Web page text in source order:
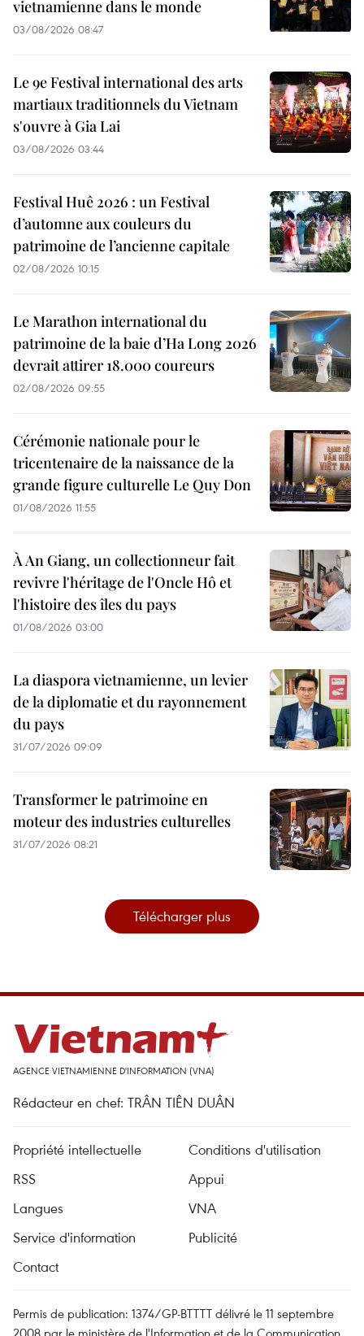
vietnamienne dans le monde
03/08/2026 08:47
Le 9e Festival international des arts
martiaux traditionnels du Vietnam
s'ouvre à Gia Lai
03/08/2026 03:44
Festival Huê 2026 : un Festival
d’automne aux couleurs du
patrimoine de l’ancienne capitale
02/08/2026 10:15
Le Marathon international du
patrimoine de la baie d’Ha Long 2026
devrait attirer 18.000 coureurs
02/08/2026 09:55
Cérémonie nationale pour le
tricentenaire de la naissance de la
grande figure culturelle Le Quy Don
01/08/2026 11:55
À An Giang, un collectionneur fait
revivre l'héritage de l'Oncle Hô et
l'histoire des îles du pays
01/08/2026 03:00
La diaspora vietnamienne, un levier
de la diplomatie et du rayonnement
du pays
31/07/2026 09:09
Transformer le patrimoine en
moteur des industries culturelles
31/07/2026 08:21
Télécharger plus
AGENCE VIETNAMIENNE D'INFORMATION (VNA)
Rédacteur en chef: TRÂN TIÊN DUÂN
Propriété intellectuelle
Conditions d'utilisation
RSS
Appui
Langues
VNA
Service d'information
Publicité
Contact
Permis de publication: 1374/GP-BTTTT délivré le 11 septembre
2008 par le ministère de l'Information et de la Communication.